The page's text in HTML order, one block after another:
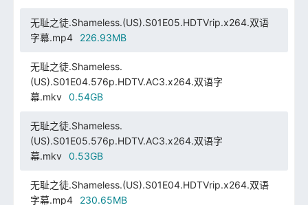
无耻之徒.Shameless.(US).S01E05.HDTVrip.x264.双语
字幕.mp4
226.93MB
无耻之徒.Shameless.
(US).S01E04.576p.HDTV.AC3.x264.双语字
幕.mkv
0.54GB
无耻之徒.Shameless.
(US).S01E05.576p.HDTV.AC3.x264.双语字
幕.mkv
0.53GB
无耻之徒.Shameless.(US).S01E04.HDTVrip.x264.双语
字幕.mp4
230.65MB